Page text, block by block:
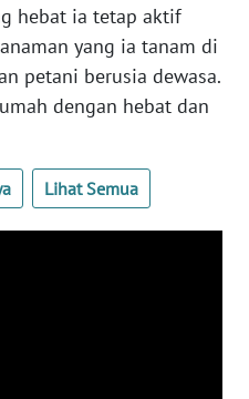
hebat ia tetap aktif
yang ia tanam di
petani berusia dewasa.
dengan hebat dan
Lihat Semua